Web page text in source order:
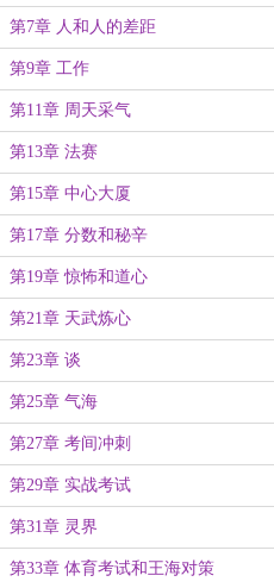
第7章 人和人的差距
第9章 工作
第11章 周天采气
第13章 法赛
第15章 中心大厦
第17章 分数和秘辛
第19章 惊怖和道心
第21章 天武炼心
第23章 谈
第25章 气海
第27章 考间冲刺
第29章 实战考试
第31章 灵界
第33章 体育考试和王海对策